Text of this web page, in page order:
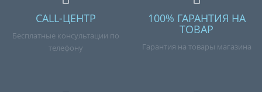
CALL-ЦЕНТР
Бесплатные консультации по
телефону
100% ГАРАНТИЯ НА
ТОВАР
Гарантия на товары магазина